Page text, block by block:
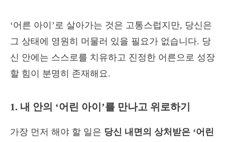
‘어른 아이’로 살아가는 것은 고통스럽지만, 당신은
그 상태에 영원히 머물러 있을 필요가 없습니다. 당
신 안에는 스스로를 치유하고 진정한 어른으로 성장
할 힘이 분명히 존재해요.
1. 내 안의 ‘어린 아이’를 만나고 위로하기
가장 먼저 해야 할 일은 당신 내면의 상처받은 ‘어린